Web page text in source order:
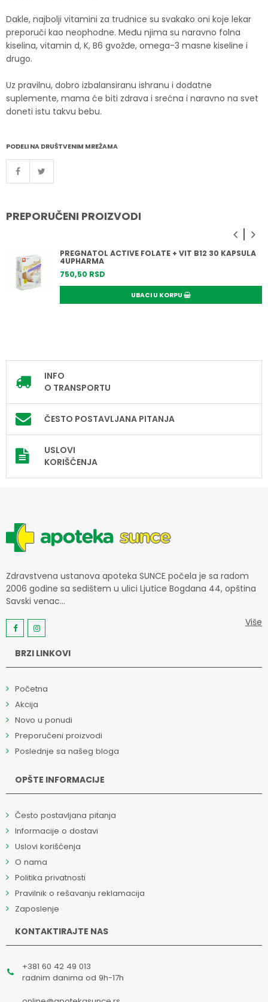
Dakle, najbolji vitamini za trudnice su svakako oni koje lekar
preporuči kao neophodne. Među njima su naravno folna
kiselina, vitamin d, K, B6 gvožđe, omega-3 masne kiseline i
drugo.
Uz pravilnu, dobro izbalansiranu ishranu i dodatne
suplemente, mama će biti zdrava i srećna i naravno na svet
doneti istu takvu bebu.
PODELI NA DRUŠTVENIM MREŽAMA
PREPORUČENI PROIZVODI
PREGNATOL ACTIVE FOLATE + VIT B12 30 KAPSULA
4UPHARMA
750,50 RSD
UBACI U KORPU
INFO
O TRANSPORTU
ČESTO POSTAVLJANA PITANJA
USLOVI
KORIŠĆENJA
Zdravstvena ustanova apoteka SUNCE počela je sa radom
2006 godine sa sedištem u ulici Ljutice Bogdana 44, opština
Savski venac...
Više
BRZI LINKOVI
Početna
Akcija
Novo u ponudi
Preporučeni proizvodi
Poslednje sa našeg bloga
OPŠTE INFORMACIJE
Često postavljana pitanja
Informacije o dostavi
Uslovi korišćenja
O nama
Politika privatnosti
Pravilnik o rešavanju reklamacija
Zaposlenje
KONTAKTIRAJTE NAS
+381 60 42 49 013
radnim danima od 9h-17h